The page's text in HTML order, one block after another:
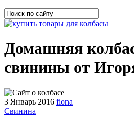
Домашняя
свинины от
3 Январь 2016 fiona
Свинина